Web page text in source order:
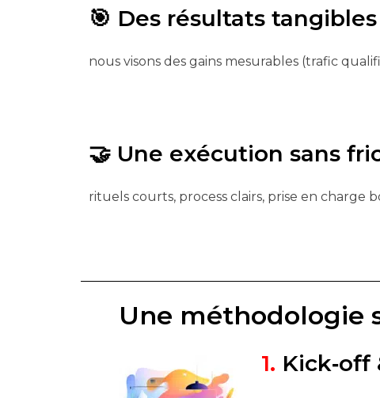
🎯 Des résultats tangibles
nous visons des gains mesurables (trafic
🤝 Une exécution sans
rituels courts, process clairs, prise en charge
Une méthodologie
1. Kick‑off